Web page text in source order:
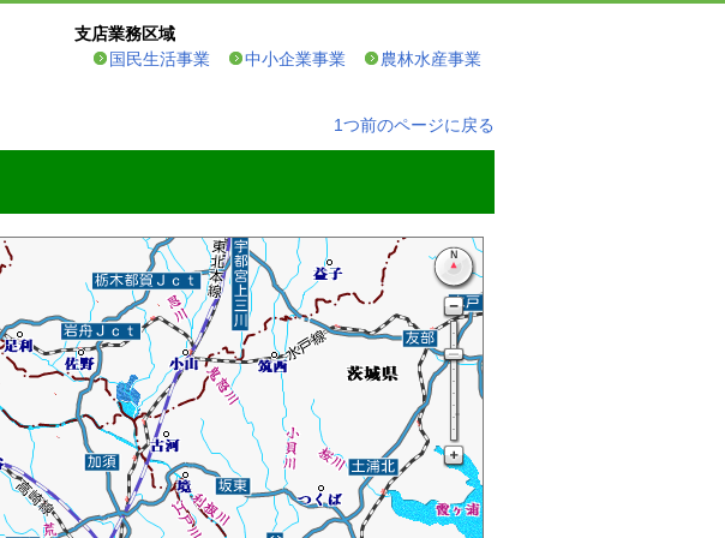
支店業務区域
国民生活事業
中小企業事業 農林水産事業
1つ前のページに戻る